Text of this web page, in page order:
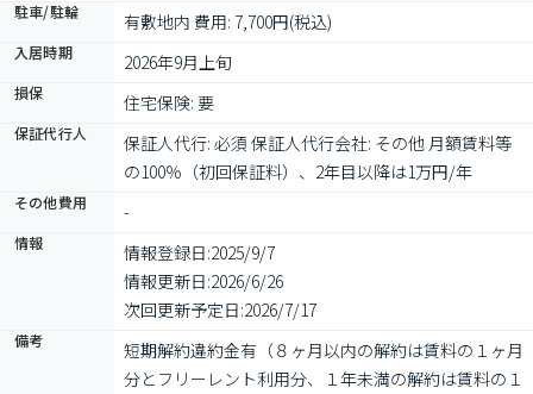
駐車/駐輪 有敷地内 費用: 7,700円(税込)
入居時期 2026年9月上旬
損保 住宅保険: 要
保証代行人
保証人代行: 必須 保証人代行会社: その他 月額賃料等
の100％（初回保証料）、2年目以降は1万円/年
その他費用 -
情報 情報登録日:2025/9/7
情報更新日:2026/6/26
次回更新予定日:2026/7/17
備考
短期解約違約金有（８ヶ月以内の解約は賃料の１ヶ月
分とフリーレント利用分、１年未満の解約は賃料の１